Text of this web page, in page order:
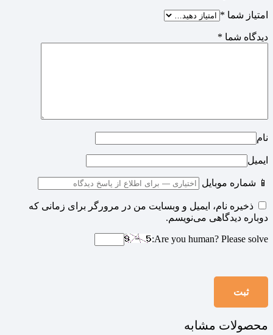
امتیاز شما *
دیدگاه شما *
نام
ایمیل
📱 شماره موبایل
ذخیره نام، ایمیل و وبسایت من در مرورگر برای زمانی که
دوباره دیدگاهی می‌نویسم.
Are you human? Please solve:
محصولات مشابه